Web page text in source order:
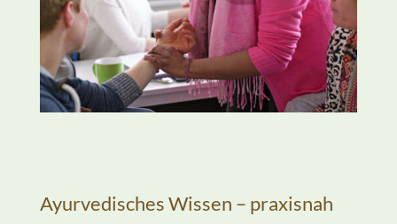
Ayurvedisches Wissen – praxisnah